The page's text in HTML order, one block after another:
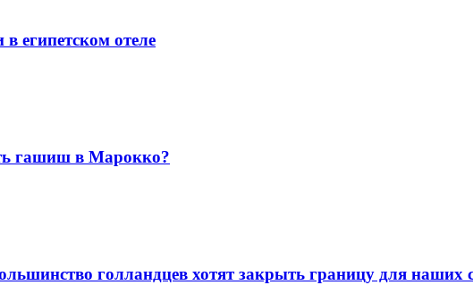
египетском отеле
гашиш в Марокко?
голландцев хотят закрыть границу для наших